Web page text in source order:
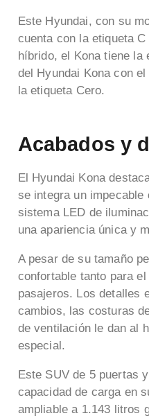
Este Hyundai, con su
cuenta con la etiqueta
híbrido, el Kona tiene
del Hyundai Kona con
la etiqueta Cero.
Acabados y
El Hyundai Kona
se integra un
sistema LED de
una apariencia única y
A pesar de su tamaño
confortable tanto para
pasajeros. Los detalles
cambios, las costuras
de ventilación le dan al
especial.
Este SUV de 5 puertas
capacidad de carga en
ampliable a 1.143 litros